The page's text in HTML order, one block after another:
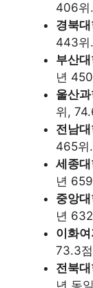
406위.
경북
443위.
부산
년
울산
위,
전남
465위.
세종
년
중앙
년
이화
73.3
전북
년 동